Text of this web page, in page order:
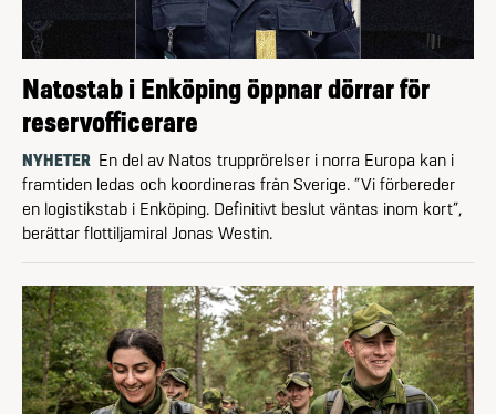
Natostab i Enköping öppnar dörrar för
reservofficerare
NYHETER En del av Natos trupprörelser i norra Europa kan i
framtiden ledas och koordineras från Sverige. ”Vi förbereder
en logistikstab i Enköping. Definitivt beslut väntas inom kort”,
berättar flottiljamiral Jonas Westin.